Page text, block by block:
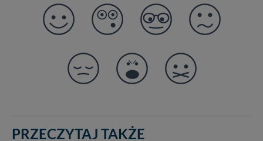
PRZECZYTAJ TAKŻE